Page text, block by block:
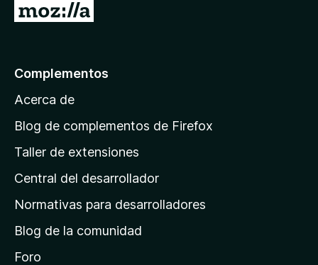
p
á
n
a
e
i
Complementos
Acerca de
Blog de complementos de Firefox
Taller de extensiones
Central del desarrollador
Normativas para desarrolladores
Blog de la comunidad
Foro